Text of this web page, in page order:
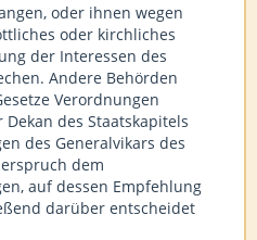
oder ihnen wegen
oder kirchliches
der Interessen des
Andere Behörden
Verordnungen
des Staatskapitels
des Generalvikars des
dem
auf dessen Empfehlung
darüber entscheidet